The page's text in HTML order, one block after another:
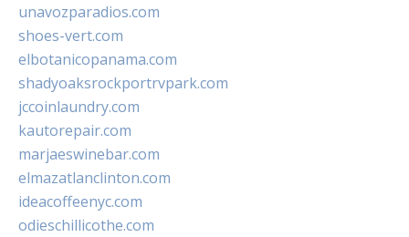
unavozparadios.com
shoes-vert.com
elbotanicopanama.com
shadyoaksrockportrvpark.com
jccoinlaundry.com
kautorepair.com
marjaeswinebar.com
elmazatlanclinton.com
ideacoffeenyc.com
odieschillicothe.com